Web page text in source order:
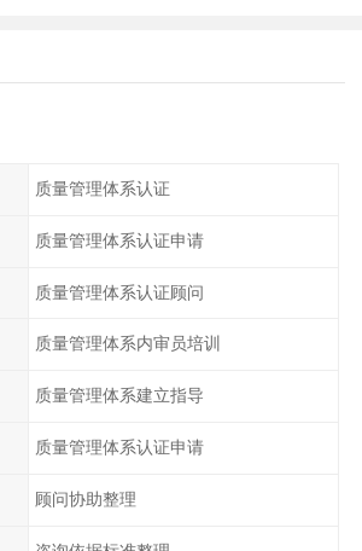
质量管理体系认证
质量管理体系认证申请
质量管理体系认证顾问
质量管理体系内审员培训
质量管理体系建立指导
质量管理体系认证申请
顾问协助整理